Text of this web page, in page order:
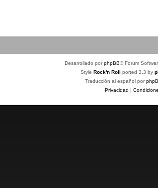
Desarrollado porphpBB® Forum
Style Rock'n Roll ported 3.3 by
Traducción al español por
Privacidad |